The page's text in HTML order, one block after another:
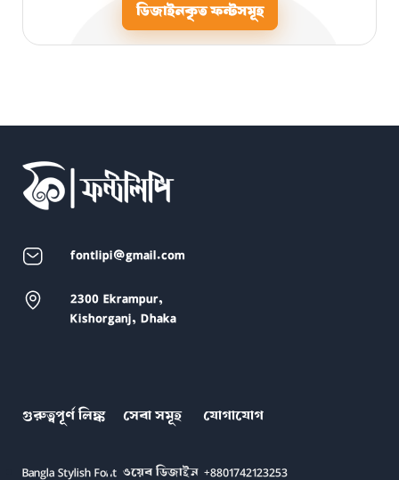
ডিজাইনকৃত ফন্টসমূহ
fontlipi@gmail.com
2300 Ekrampur,
Kishorganj, Dhaka
গুরুত্বপূর্ণ লিঙ্ক
Bangla Stylish Font
সেবা সমূহ
ওয়েব ডিজাইন
যোগাযোগ
+8801742123253